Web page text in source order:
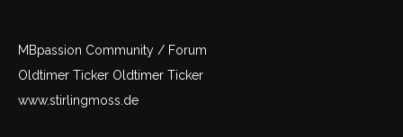
MBpassion Community / Forum
Oldtimer Ticker Oldtimer Ticker
www.stirlingmoss.de